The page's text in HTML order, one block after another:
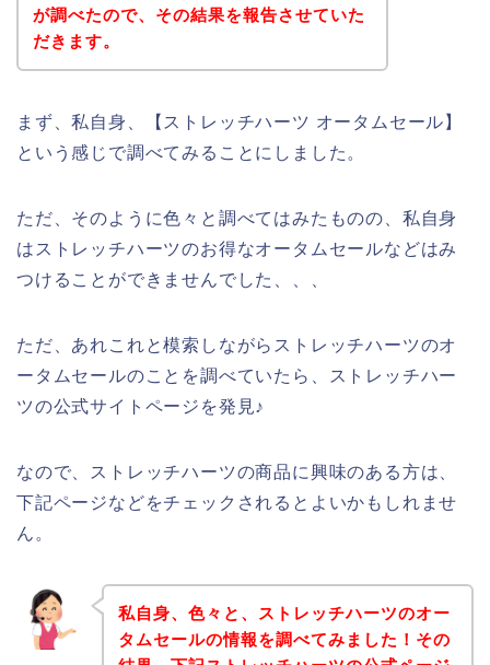
が調べたので、その結果を報告させていた
だきます。
まず、私自身、【ストレッチハーツ オータムセール】
という感じで調べてみることにしました。
ただ、そのように色々と調べてはみたものの、私自身
はストレッチハーツのお得なオータムセールなどはみ
つけることができませんでした、、、
ただ、あれこれと模索しながらストレッチハーツのオ
ータムセールのことを調べていたら、ストレッチハー
ツの公式サイトページを発見♪
なので、ストレッチハーツの商品に興味のある方は、
下記ページなどをチェックされるとよいかもしれませ
ん。
私自身、色々と、ストレッチハーツのオー
タムセールの情報を調べてみました！その